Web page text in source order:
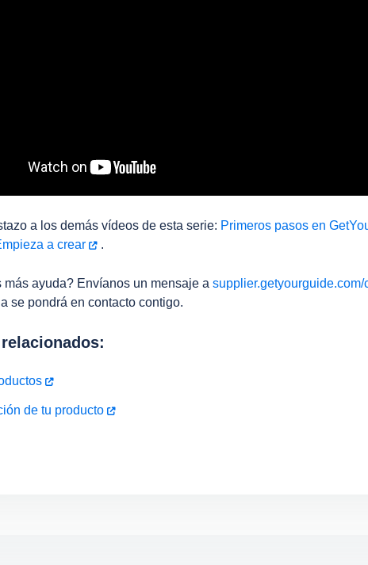
a los demás vídeos de esta serie: Primeros pasos en
a crear .
más ayuda? Envíanos un mensaje asupplier.getyourguide.com/
se pondrá en contacto contigo.
de tu producto